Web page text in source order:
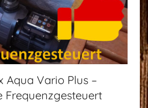
Aqua Vario Plus –
Frequenzgesteuert